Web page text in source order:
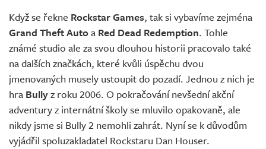
Živě
Když se řekne Rockstar Games, tak si vybavíme zejména
Grand Theft Auto a Red Dead Redemption. Tohle
známé studio ale za svou dlouhou historii pracovalo také
na dalších značkách, které kvůli úspěchu dvou
jmenovaných musely ustoupit do pozadí. Jednou z nich je
hra Bullyz roku 2006. O pokračování nevšední akční
adventury z internátní školy se mluvilo opakovaně, ale
nikdy jsme si Bully 2 nemohli zahrát. Nyní se k důvodům
vyjádřil spoluzakladatel Rockstaru Dan Houser.